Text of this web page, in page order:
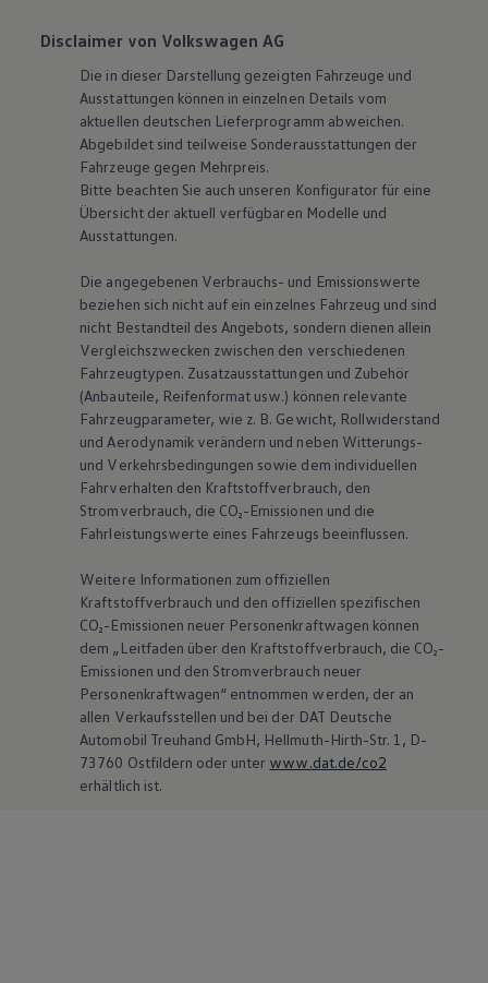
Disclaimer von Volkswagen AG
Die in dieser Darstellung gezeigten Fahrzeuge und
Ausstattungen können in einzelnen Details vom
aktuellen deutschen Lieferprogramm abweichen.
Abgebildet sind teilweise Sonderausstattungen der
Fahrzeuge gegen Mehrpreis.
Bitte beachten Sie auch unseren Konfigurator für eine
Übersicht der aktuell verfügbaren Modelle und
Ausstattungen.
Die angegebenen Verbrauchs- und Emissionswerte
beziehen sich nicht auf ein einzelnes Fahrzeug und sind
nicht Bestandteil des Angebots, sondern dienen allein
Vergleichszwecken zwischen den verschiedenen
Fahrzeugtypen. Zusatzausstattungen und Zubehör
(Anbauteile, Reifenformat usw.) können relevante
Fahrzeugparameter, wie z. B. Gewicht, Rollwiderstand
und Aerodynamik verändern und neben Witterungs-
und Verkehrsbedingungen sowie dem individuellen
Fahrverhalten den Kraftstoffverbrauch, den
Stromverbrauch, die CO₂-Emissionen und die
Fahrleistungswerte eines Fahrzeugs beeinflussen.
Weitere Informationen zum offiziellen
Kraftstoffverbrauch und den offiziellen spezifischen
CO₂-Emissionen neuer Personenkraftwagen können
dem „Leitfaden über den Kraftstoffverbrauch, die CO₂-
Emissionen und den Stromverbrauch neuer
Personenkraftwagen“ entnommen werden, der an
allen Verkaufsstellen und bei der DAT Deutsche
Automobil Treuhand GmbH, Hellmuth-Hirth-Str. 1, D-
73760 Ostfildern oder unter www.dat.de/co2
erhältlich ist.